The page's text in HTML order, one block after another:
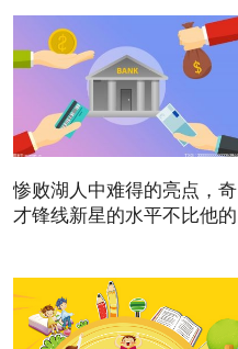
惨败湖人中难得的亮点，奇
才锋线新星的水平不比他的